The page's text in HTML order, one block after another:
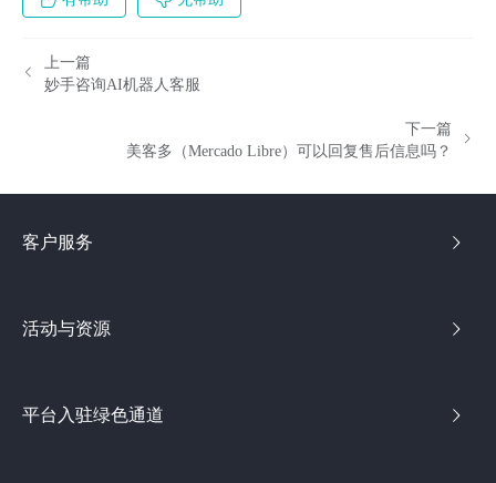
上一篇
妙手咨询AI机器人客服
下一篇
美客多（Mercado Libre）可以回复售后信息吗？
客户服务
活动与资源
平台入驻绿色通道